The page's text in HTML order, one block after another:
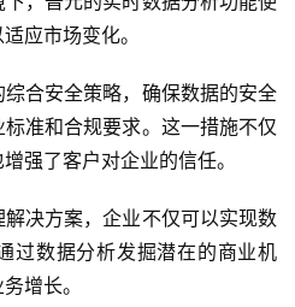
应市场变化。
合安全策略，确保数据的安全
准和合规要求。这一措施不仅
强了客户对企业的信任。
决方案，企业不仅可以实现数
过数据分析发掘潜在的商业机
增长。